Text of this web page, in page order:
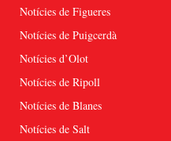
Notícies de Figueres
Notícies de Puigcerdà
Notícies d’Olot
Notícies de Ripoll
Notícies de Blanes
Notícies de Salt